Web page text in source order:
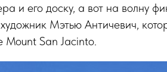
и его доску, а вот на волну
художник Мэтью Античевич,
Mount San Jacinto.